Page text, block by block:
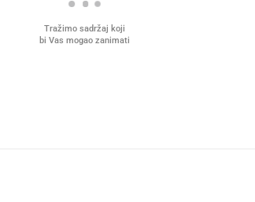
Tražimo sadržaj koji
bi Vas mogao zanimati